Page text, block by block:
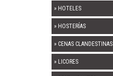
» HOTELES
» HOSTERÍAS
» CENAS CLANDESTINAS
» LICORES